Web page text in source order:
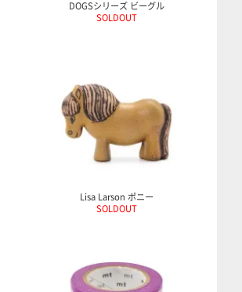
DOGSシリーズ ビーグル
SOLDOUT
Lisa Larson ポニー
SOLDOUT